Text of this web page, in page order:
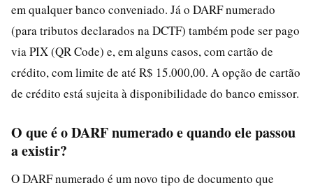
em qualquer banco conveniado. Já o DARF numerado
(para tributos declarados na DCTF) também pode ser pago
via PIX (QR Code) e, em alguns casos, com cartão de
crédito, com limite de até R$ 15.000,00. A opção de cartão
de crédito está sujeita à disponibilidade do banco emissor.
O que é o DARF numerado e quando ele passou
a existir?
O DARF numerado é um novo tipo de documento que